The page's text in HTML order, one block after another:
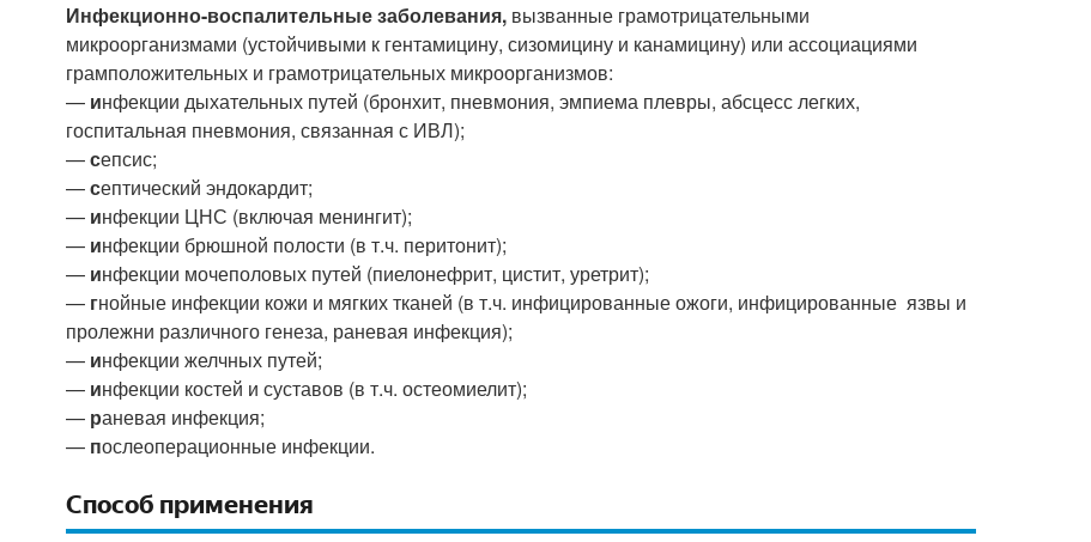
Инфекционно-воспалительные заболевания, вызванные грамотрицательными
микроорганизмами (устойчивыми к гентамицину, сизомицину и канамицину) или ассоциациями
грамположительных и грамотрицательных микроорганизмов:
— инфекции дыхательных путей (бронхит, пневмония, эмпиема плевры, абсцесс легких,
госпитальная пневмония, связанная с ИВЛ);
—сепсис;
—септический эндокардит;
— инфекции ЦНС (включая менингит);
— инфекции брюшной полости (в т.ч. перитонит);
— инфекции мочеполовых путей (пиелонефрит, цистит, уретрит);
— гнойные инфекции кожи и мягких тканей (в т.ч. инфицированные ожоги, инфицированные язвы и
пролежни различного генеза, раневая инфекция);
— инфекции желчных путей;
— инфекции костей и суставов (в т.ч. остеомиелит);
— раневая инфекция;
— послеоперационные инфекции.
Способ применения